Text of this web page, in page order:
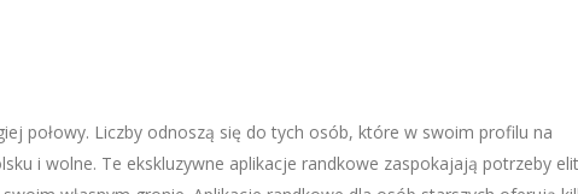
połowy. Liczby odnoszą się do tych osób, które w swoim profilu na
i wolne. Te ekskluzywne aplikacje randkowe zaspokajają potrzeby